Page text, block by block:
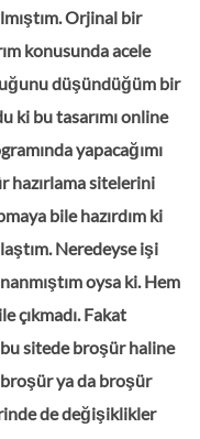
Orjinal bir
konusunda acele
düşündüğüm bir
ki bu tasarımı online
yapacağımı
hazırlama sitelerini
bile hazırdım ki
Neredeyse işi
oysa ki. Hem
çıkmadı. Fakat
bu sitede broşür haline
ya da broşür
de değişiklikler